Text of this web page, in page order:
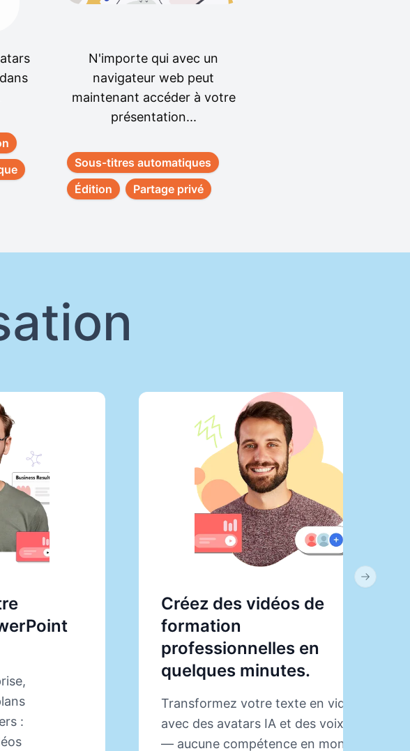
N'importe qui avec un
navigateur web peut
maintenant accéder à votre
présentation...
Sous-titres automatiques
Édition
Partage privé
:
Créez des vidéos de
formation
professionnelles en
quelques minutes.
Transformez votre texte en vidéos
avec des avatars IA et des voix off
— aucune compétence en montage
Next slide